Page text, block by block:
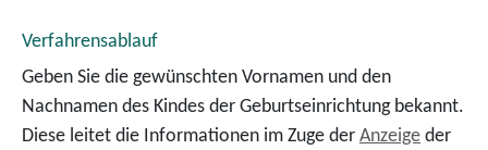
Verfahrensablauf
Geben Sie die gewünschten Vornamen und den
Nachnamen des Kindes der Geburtseinrichtung bekannt.
Diese leitet die Informationen im Zuge der Anzeige der